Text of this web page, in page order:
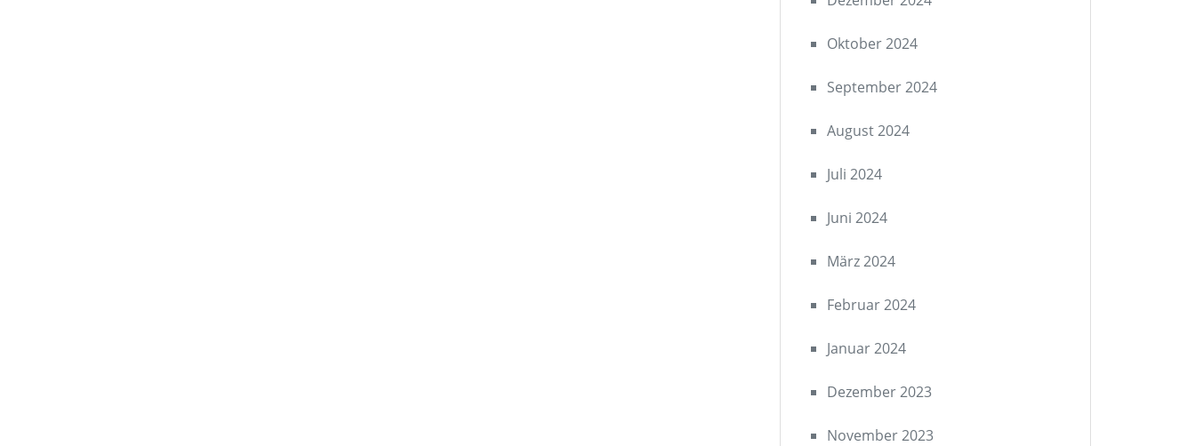
Oktober 2024
September 2024
August 2024
Juli 2024
Juni 2024
März 2024
Februar 2024
Januar 2024
Dezember 2023
November 2023